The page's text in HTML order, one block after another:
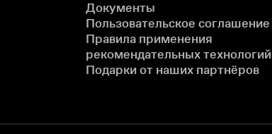
Документы
Пользовательское соглашение
Правила применения
рекомендательных технологий
Подарки от наших партнёров